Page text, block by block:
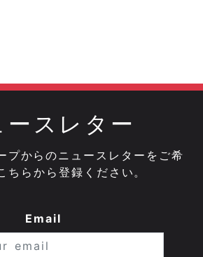
ースレター
からのニュースレターをご希
ちらから登録ください。
Email